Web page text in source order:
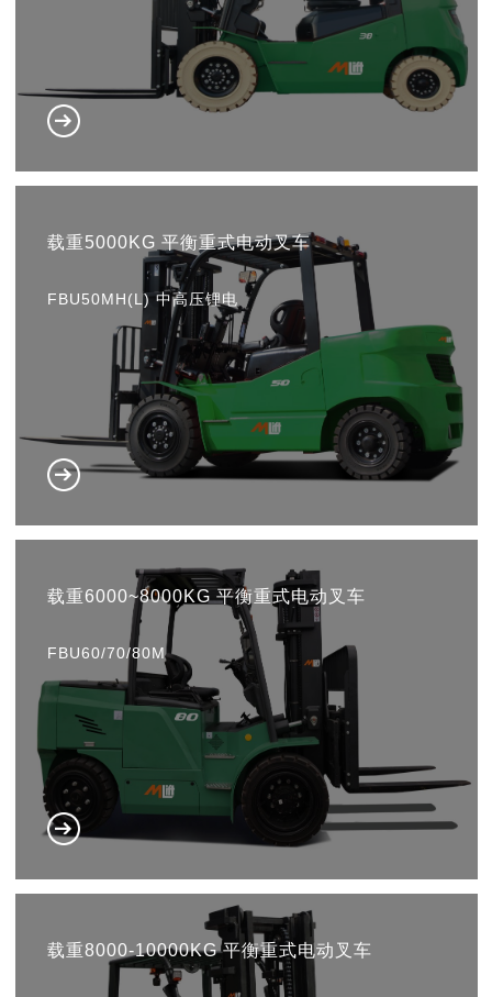
载重5000KG 平衡重式电动叉车
FBU50MH(L) 中高压锂电
载重6000~8000KG 平衡重式电动叉车
FBU60/70/80M
载重8000-10000KG 平衡重式电动叉车